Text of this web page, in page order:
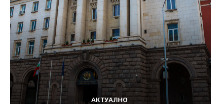
АКТУАЛНО